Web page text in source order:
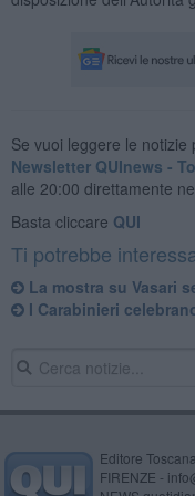
Se vuoi leggere le notizie
Newsletter QUInews -
alle 20:00 direttamente
Basta cliccare QUI
Ti potrebbe
La mostra su Vasari
I Carabinieri
Editore
FIRENZE -